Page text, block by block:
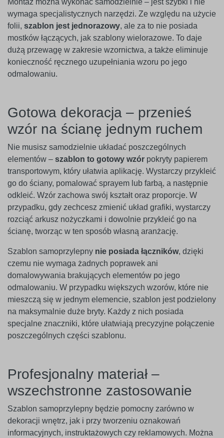
Montaż można wykonać samodzielnie – jest szybki i nie
wymaga specjalistycznych narzędzi. Ze względu na użycie
folii, szablon jest jednorazowy, ale za to nie posiada
mostków łączących, jak szablony wielorazowe. To daje
dużą przewagę w zakresie wzornictwa, a także eliminuje
konieczność ręcznego uzupełniania wzoru po jego
odmalowaniu.
Gotowa dekoracja – przenieś
wzór na ścianę jednym ruchem
Nie musisz samodzielnie układać poszczególnych
elementów – szablon to gotowy wzór pokryty papierem
transportowym, który ułatwia aplikację. Wystarczy przykleić
go do ściany, pomalować sprayem lub farbą, a następnie
odkleić. Wzór zachowa swój kształt oraz proporcje. W
przypadku, gdy zechcesz zmienić układ grafiki, wystarczy
rozciąć arkusz nożyczkami i dowolnie przykleić go na
ścianę, tworząc w ten sposób własną aranżację.
Szablon samoprzylepny nie posiada łączników, dzięki
czemu nie wymaga żadnych poprawek ani
domalowywania brakujących elementów po jego
odmalowaniu. W przypadku większych wzorów, które nie
mieszczą się w jednym elemencie, szablon jest podzielony
na maksymalnie duże bryty. Każdy z nich posiada
specjalne znaczniki, które ułatwiają precyzyjne połączenie
poszczególnych części szablonu.
Profesjonalny materiał –
wszechstronne zastosowanie
Szablon samoprzylepny będzie pomocny zarówno w
dekoracji wnętrz, jak i przy tworzeniu oznakowań
informacyjnych, instruktażowych czy reklamowych. Można